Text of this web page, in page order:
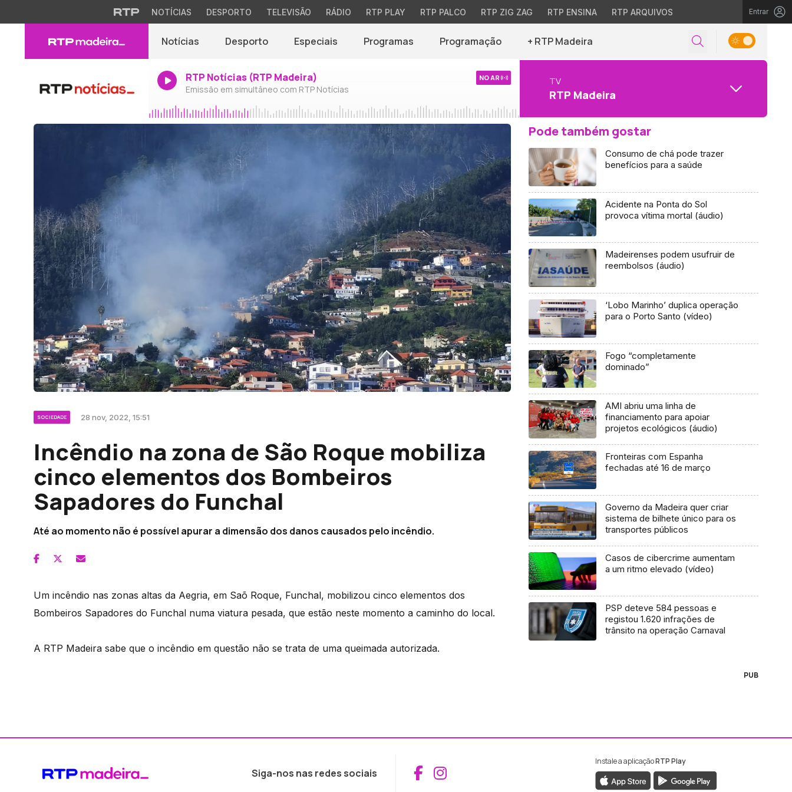
NOTÍCIAS DESPORTO TELEVISÃO RÁDIO RTP PLAY RTP PALCO RTP ZIG ZAG RTP ENSINA RTP ARQUIVOS Entrar
Notícias Desporto Especiais Programas Programação + RTP Madeira
RTP Notícias (RTP Madeira)
Emissão em simultâneo com RTP Notícias
NO AR TV
RTP Madeira
SOCIEDADE 28 nov, 2022, 15:51
Incêndio na zona de São Roque mobiliza
cinco elementos dos Bombeiros
Sapadores do Funchal
Até ao momento não é possível apurar a dimensão dos danos causados pelo incêndio.
Um incêndio nas zonas altas da Aegria, em Saõ Roque, Funchal, mobilizou cinco elementos dos
Bombeiros Sapadores do Funchal numa viatura pesada, que estão neste momento a caminho do local.
A RTP Madeira sabe que o incêndio em questão não se trata de uma queimada autorizada.
Pode também gostar
Consumo de chá pode trazer
benefícios para a saúde
Acidente na Ponta do Sol
provoca vítima mortal (áudio)
Madeirenses podem usufruir de
reembolsos (áudio)
‘Lobo Marinho’ duplica operação
para o Porto Santo (vídeo)
Fogo “completamente
dominado”
AMI abriu uma linha de
financiamento para apoiar
projetos ecológicos (áudio)
Fronteiras com Espanha
fechadas até 16 de março
Governo da Madeira quer criar
sistema de bilhete único para os
transportes públicos
Casos de cibercrime aumentam
a um ritmo elevado (vídeo)
PSP deteve 584 pessoas e
registou 1.620 infrações de
trânsito na operação Carnaval
PUB
Siga-nos nas redes sociais Aceder ao Facebook da RTP Madeira
Aceder ao Instagram da RTP Madeira
Instale a aplicaçãoRTP Play